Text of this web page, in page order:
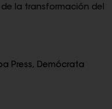
la transformación del
Press, Demócrata